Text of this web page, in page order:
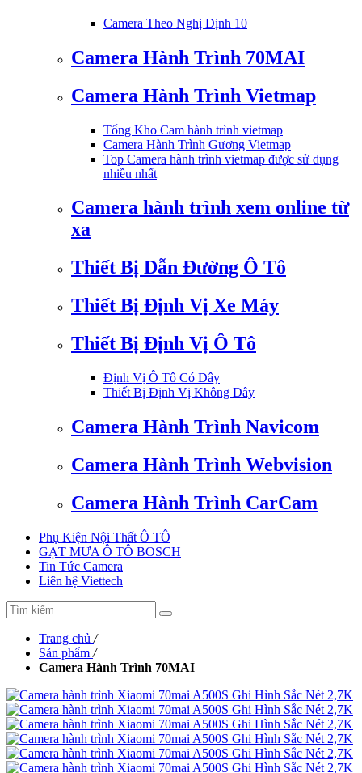
Camera Theo Nghị Định 10
Camera Hành Trình 70MAI
Camera Hành Trình Vietmap
Tổng Kho Cam hành trình vietmap
Camera Hành Trình Gương Vietmap
Top Camera hành trình vietmap được sử dụng
nhiều nhất
Camera hành trình xem online từ
xa
Thiết Bị Dẫn Đường Ô Tô
Thiết Bị Định Vị Xe Máy
Thiết Bị Định Vị Ô Tô
Định Vị Ô Tô Có Dây
Thiết Bị Định Vị Không Dây
Camera Hành Trình Navicom
Camera Hành Trình Webvision
Camera Hành Trình CarCam
Phụ Kiện Nội Thất Ô TÔ
GẠT MƯA Ô TÔ BOSCH
Tin Tức Camera
Liên hệ Viettech
Trang chủ /
Sản phẩm /
Camera Hành Trình 70MAI